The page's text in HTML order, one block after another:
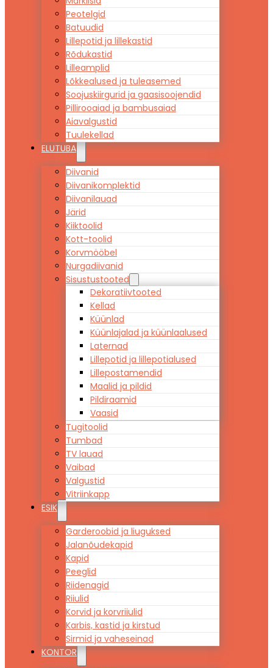
Peotelgid
Batuudid
Lillepotid ja lillekastid
Rõdukastid
Lilleamplid
Lõkkealused ja tuleasemed
Soojuskiirgurid ja gaasisoojendid
Pillirooaiad ja bambusaiad
Aiavalgustid
Tuulekellad
ELUTUBA
Diivanid
Diivanikomplektid
Diivanilauad
Järid
Kiiktoolid
Kott-toolid
Korvmööbel
Nurgadiivanid
Sisustustooted
Dekoratiivtooted
Kellad
Küünlad
Küünlajalad ja küünlaalused
Laternad
Lillepotid ja lillepotialused
Lillepostamendid
Maalid ja pildid
Pildiraamid
Vaasid
Tugitoolid
Tumbad
TV lauad
Vaibad
Valgustid
Vitriinkapp
ESIK
Garderoobid ja liuguksed
Jalanõudekapid
Kapid
Peeglid
Riidenagid
Riiulid
Korvid ja korvriiulid
Karbis, kastid ja kirstud
Sirmid ja vaheseinad
KONTOR